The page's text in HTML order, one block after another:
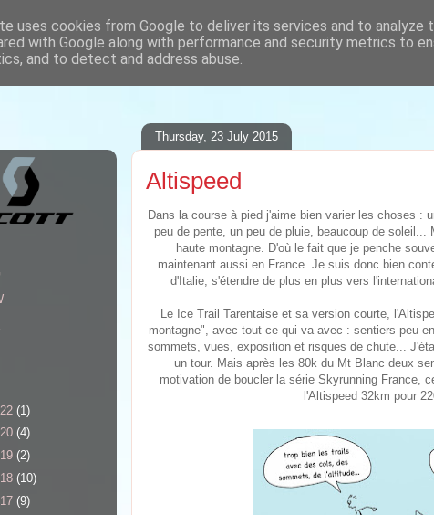
: les courses, les photos, les
Thursday, 23 July 2015
Altispeed
Dans la course à pied j'aime bien varier les choses :
peu de pente, un peu de pluie, beaucoup de
haute montagne. D'où le fait que je penche
maintenant aussi en France. Je suis donc bien
d'Italie, s'étendre de plus en plus vers
Le Ice Trail Tarentaise et sa version courte,
montagne", avec tout ce qui va avec : sentiers peu
sommets, vues, exposition et risques de chute...
un tour. Mais après les 80k du Mt Blanc deux
motivation de boucler la série Skyrunning France,
l'Altispeed 32km pour
(1)
(4)
(2)
(10)
(9)
uses cookies from Google to deliver its services and to analyze
with Google along with performance and security metrics to
and to detect and address abuse.